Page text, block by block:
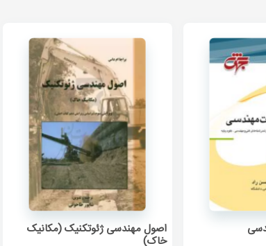
اصول مهندسی ژئوتکنیک (مکانیک
خاک)